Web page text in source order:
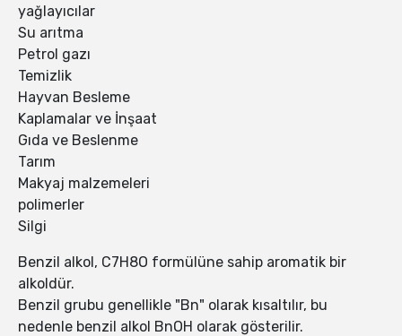
yağlayıcılar
Su arıtma
Petrol gazı
Temizlik
Hayvan Besleme
Kaplamalar ve İnşaat
Gıda ve Beslenme
Tarım
Makyaj malzemeleri
polimerler
Silgi
Benzil alkol, C7H8O formülüne sahip aromatik bir
alkoldür.
Benzil grubu genellikle "Bn" olarak kısaltılır, bu
nedenle benzil alkol BnOH olarak gösterilir.